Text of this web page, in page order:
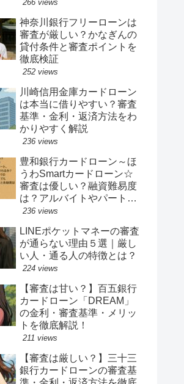
ある人でも借り換えやおま
とめ融資は可能か？
266 views
神奈川銀行フリーローンは
審査が厳しい？かなぎんの
貸付条件と審査ポイントを
徹底検証
252 views
川崎信用金庫カードローン
は本当に借りやすい？審査
基準・金利・返済方法をわ
かりやすく解説
236 views
豊和銀行カードローン～ほ
うわSmartカードローン☆
審査は優しい？融資難易度
は？アルバイトやパート、
専業主婦は借りれるか？他
ある人でも借り換えやおま
とめ融資は可能か？
236 views
LINEポケットマネーの審査
が通らない理由５選｜厳し
い人・通る人の特徴とは？
224 views
【審査は甘い？】百五銀行
カードローン「DREAM」
の金利・審査基準・メリッ
トを徹底解説！
211 views
【審査は厳しい？】三十三
銀行カードローンの審査基